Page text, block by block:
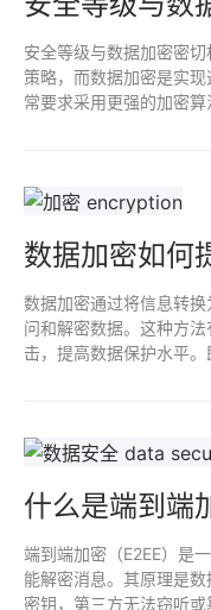
安全等级与数据加密密
策略，而数据加密是实
常要求采用更强的加密
数据加密如何
数据加密通过将信息转
问和解密数据。这种方
击，提高数据保护水平
什么是端到端
端到端加密（E2EE）是
能解密消息。其原理是
密钥，第三方无法窃听或